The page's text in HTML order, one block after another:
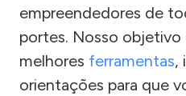
empreendedores de
portes. Nosso objetivo
melhores ferramentas,
orientações para que